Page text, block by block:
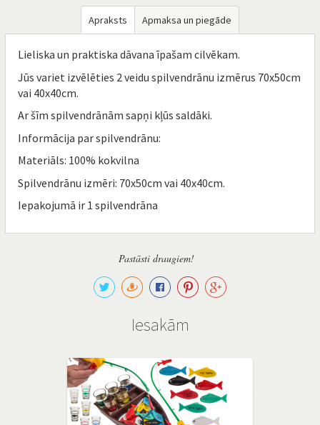
Apraksts Apmaksa un piegāde
Lieliska un praktiska dāvana īpašam cilvēkam.
Jūs variet izvēlēties 2 veidu spilvendrānu izmērus 70x50cm
vai 40x40cm.
Ar šīm spilvendrānām sapņi kļūs saldāki.
Informācija par spilvendrānu:
Materiāls: 100% kokvilna
Spilvendrānu izmēri: 70x50cm vai 40x40cm.
Iepakojumā ir 1 spilvendrāna
Pastāsti draugiem!
Iesakām